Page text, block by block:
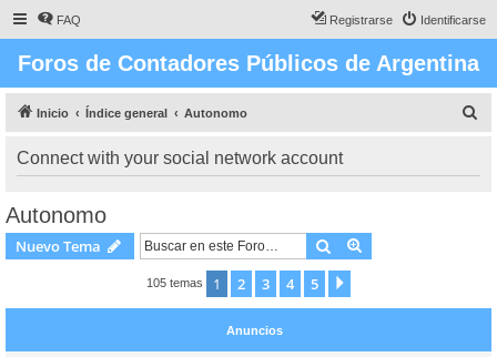
FAQ Identificarse
Registrarse
Foros de Contadores Públicos de Argentina
Inicio Índice general Autonomo
Connect with your social network account
Autonomo
Nuevo Tema Buscar
105 temas 1 2 3 4 5
Anuncios